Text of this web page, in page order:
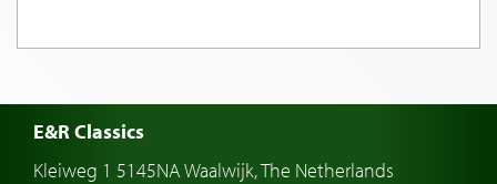
E&R Classics
Kleiweg 1 5145NA Waalwijk, The Netherlands